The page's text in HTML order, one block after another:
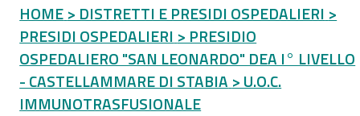
HOME > DISTRETTI E PRESIDI OSPEDALIERI >
PRESIDI OSPEDALIERI > PRESIDIO
OSPEDALIERO "SAN LEONARDO" DEA I° LIVELLO
- CASTELLAMMARE DI STABIA > U.O.C.
IMMUNOTRASFUSIONALE